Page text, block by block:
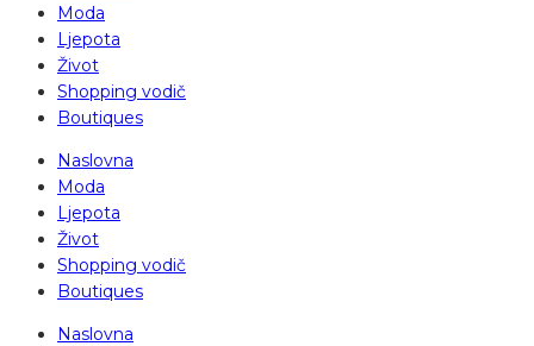
Moda
Ljepota
Život
Shopping vodič
Boutiques
Naslovna
Moda
Ljepota
Život
Shopping vodič
Boutiques
Naslovna